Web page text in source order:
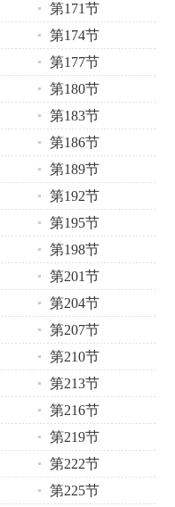
第171节
第174节
第177节
第180节
第183节
第186节
第189节
第192节
第195节
第198节
第201节
第204节
第207节
第210节
第213节
第216节
第219节
第222节
第225节